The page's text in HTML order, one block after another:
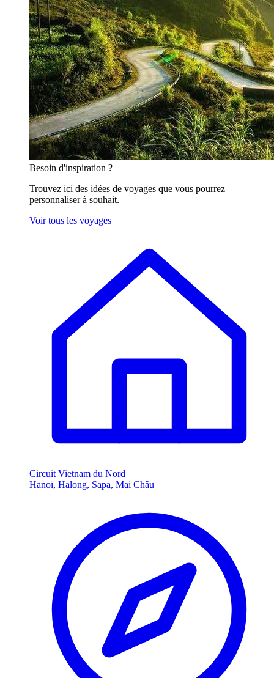
Besoin d'inspiration ?
Trouvez ici des idées de voyages que vous pourrez
personnaliser à souhait.
Voir tous les voyages
Circuit Vietnam du Nord
Hanoï, Halong, Sapa, Mai Châu